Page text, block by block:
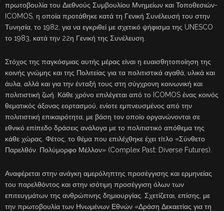
πρωτοβουλία του Διεθνούς Συμβουλίου Μνημείων και Τοποθεσιών-
ICOMOS, η οποία προτάθηκε κατά τη Γενική Συνέλευσή του στην
Τυνησία, το 1982, για να εγκριθεί με σχετικό ψήφισμα της UNESCO
το 1983, κατά την 22η Γενική της Συνέλευση.
Στόχος της παγκόσμιας αυτής μέρας είναι η ευαισθητοποίηση της
κοινής γνώμης και της Πολιτείας για τα πολιτιστικά αγαθά, υλικά και
άυλα, αλλά και για την ένταξή τους στη σύγχρονη κοινωνική και
πολιτιστική ζωή. Κάθε χρόνο επιλέγεται από το ICOMOS ένας κοινός
θεματικός άξονας εορτασμού, ενίοτε εμπνευσμένος από την
πολιτιστική επικαιρότητα, με βάση τον οποίο οργανώνονται σε
εθνικό επίπεδο δράσεις ανάλογα με το πολιτιστικό απόθεμα της
κάθε χώρας. Φέτος, το θέμα που επιλέχθηκε έχει τίτλο «Σύνθετο
Παρελθόν. Πολύμορφο Μέλλον» (Complex Past: Diverse Futures).
Αναφέρεται στην ανάγκη αμερόληπτης προσέγγισης και ερμηνείας
του παρελθόντος και στην ισότιμη προσέγγιση όλων των
επιτευγμάτων της ανθρώπινης δημιουργίας. Σχετίζεται, επίσης, με
την πρωτοβουλία των Ηνωμένων Εθνών «Δράση Δεκαετίας για τη